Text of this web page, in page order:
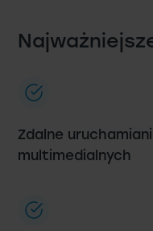
Zdalne
multimedialnych